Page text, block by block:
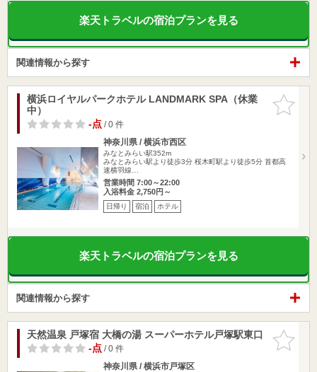
楽天トラベルの宿泊プランを見る
関連情報から探す
お気に入
りに追加
横浜ロイヤルパークホテル LANDMARK SPA（休業
中）
-点/ 0 件
神奈川県 / 横浜市西区
みなとみらい駅352m
みなとみらい駅より徒歩3分 桜木町駅より徒歩5分 首都高
速横羽線…
営業時間 7:00～22:00
入浴料金 2,750円～
日帰り 宿泊 ホテル
楽天トラベルの宿泊プランを見る
関連情報から探す
お気に入
りに追加
天然温泉 戸塚宿 大橋の湯 スーパーホテル戸塚駅東口
-点/ 0 件
神奈川県 / 横浜市戸塚区